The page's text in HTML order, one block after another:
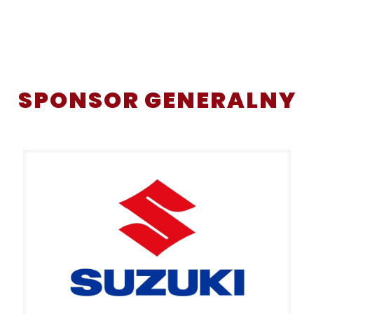
SPONSOR GENERALNY